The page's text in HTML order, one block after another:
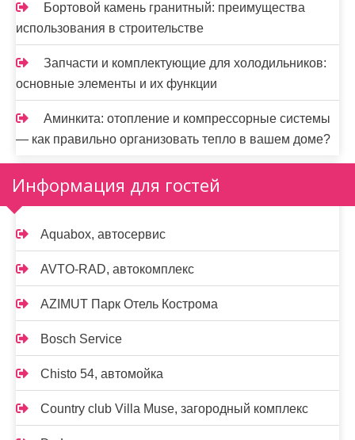
Бортовой камень гранитный: преимущества
использования в строительстве
Запчасти и комплектующие для холодильников:
основные элементы и их функции
Аминкита: отопление и компрессорные системы
— как правильно организовать тепло в вашем доме?
Информация для гостей
Aquabox, автосервис
AVTO-RAD, автокомплекс
AZIMUT Парк Отель Кострома
Bosch Service
Chisto 54, автомойка
Country club Villa Muse, загородный комплекс